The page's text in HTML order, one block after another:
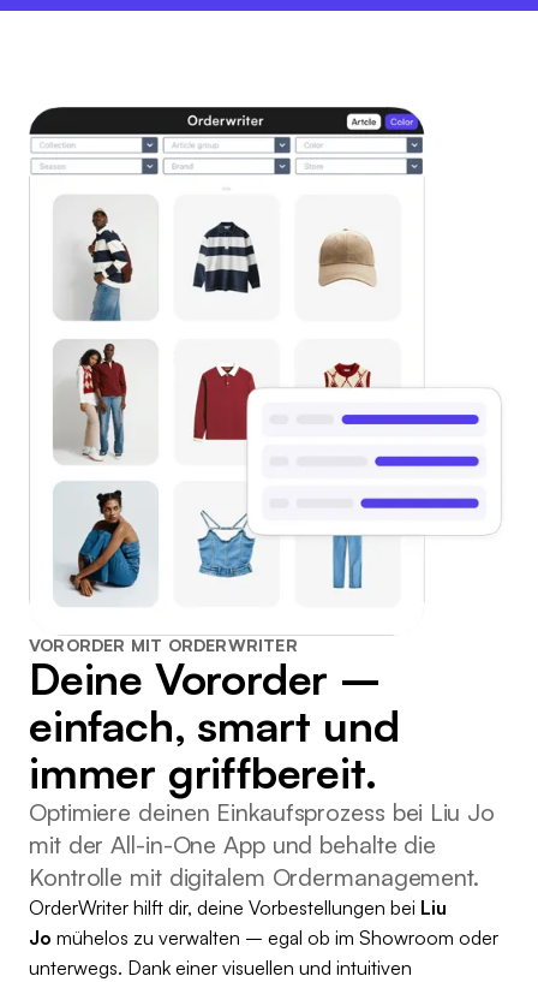
VORORDER MIT ORDERWRITER
Deine Vororder –
einfach, smart und
immer griffbereit.
Optimiere deinen Einkaufsprozess bei Liu Jo
mit der All-in-One App und behalte die
Kontrolle mit digitalem Ordermanagement.
OrderWriter hilft dir, deine Vorbestellungen bei Liu
Jo mühelos zu verwalten – egal ob im Showroom oder
unterwegs. Dank einer visuellen und intuitiven